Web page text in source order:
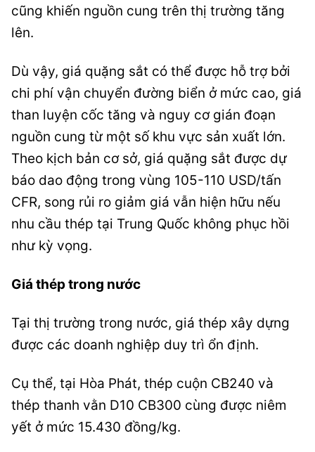
cũng khiến nguồn cung trên thị trường tăng
lên.
Dù vậy, giá quặng sắt có thể được hỗ trợ bởi
chi phí vận chuyển đường biển ở mức cao, giá
than luyện cốc tăng và nguy cơ gián đoạn
nguồn cung từ một số khu vực sản xuất lớn.
Theo kịch bản cơ sở, giá quặng sắt được dự
báo dao động trong vùng 105-110 USD/tấn
CFR, song rủi ro giảm giá vẫn hiện hữu nếu
nhu cầu thép tại Trung Quốc không phục hồi
như kỳ vọng.
Giá thép trong nước
Tại thị trường trong nước, giá thép xây dựng
được các doanh nghiệp duy trì ổn định.
Cụ thể, tại Hòa Phát, thép cuộn CB240 và
thép thanh vằn D10 CB300 cùng được niêm
yết ở mức 15.430 đồng/kg.